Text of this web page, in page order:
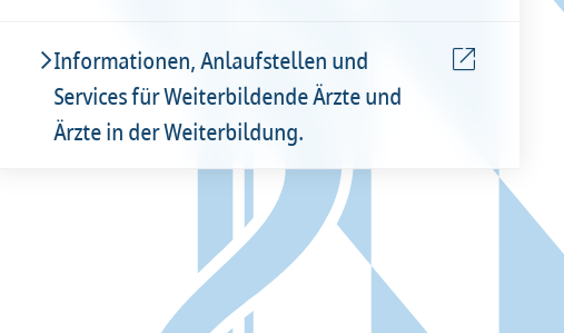
Informationen, Anlaufstellen und
Services für Weiterbildende Ärzte und
Ärzte in der Weiterbildung.